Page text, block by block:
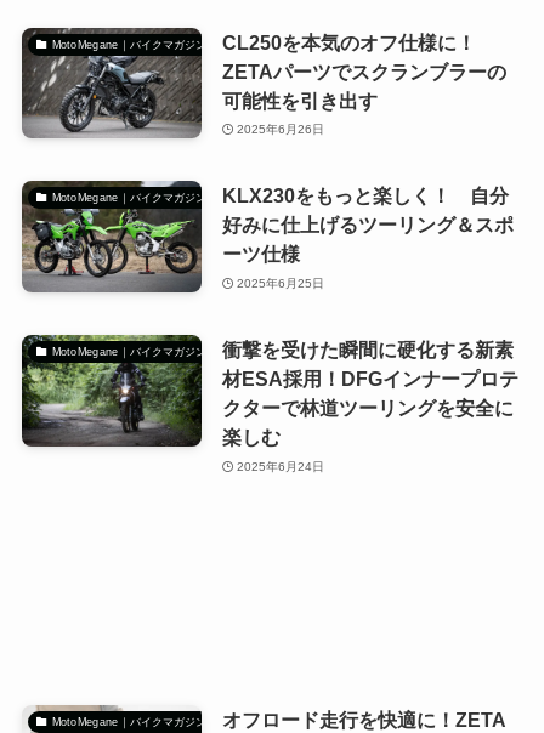
MotoMegane｜バイクマガジン
CL250を本気のオフ仕様に！
ZETAパーツでスクランブラーの
可能性を引き出す
2025年6月26日
MotoMegane｜バイクマガジン
KLX230をもっと楽しく！ 自分
好みに仕上げるツーリング＆スポ
ーツ仕様
2025年6月25日
MotoMegane｜バイクマガジン
衝撃を受けた瞬間に硬化する新素
材ESA採用！DFGインナープロテ
クターで林道ツーリングを安全に
楽しむ
2025年6月24日
MotoMegane｜バイクマガジン
オフロード走行を快適に！ZETA